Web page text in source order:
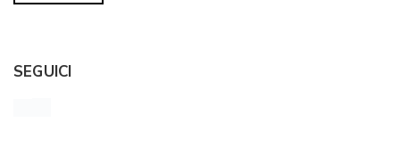
SEGUICI